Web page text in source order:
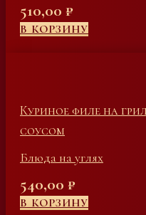
510,00 ₽
В КОРЗИНУ
Куриное филе на
соусом
Блюда на углях
540,00 ₽
В КОРЗИНУ